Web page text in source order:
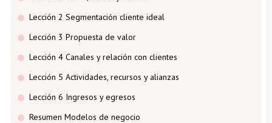
Lección 2 Segmentación cliente ideal
Lección 3 Propuesta de valor
Lección 4 Canales y relación con clientes
Lección 5 Actividades, recursos y alianzas
Lección 6 Ingresos y egresos
Resumen Modelos de negocio